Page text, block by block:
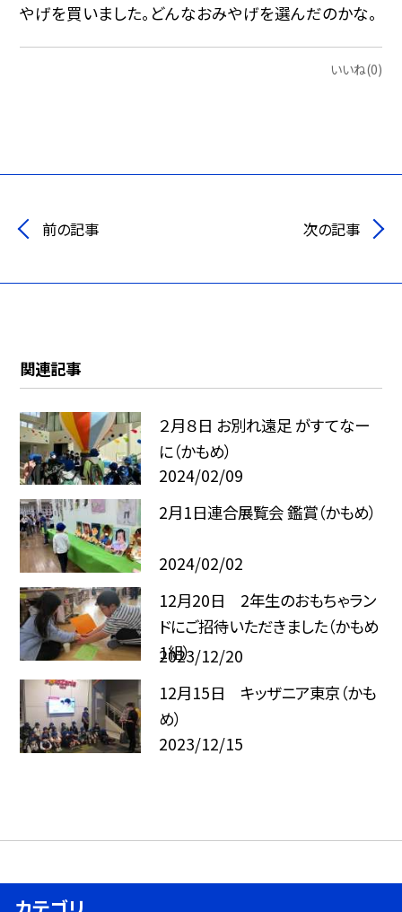
やげを買いました。どんなおみやげを選んだのかな。
いいね(0)
前の記事 次の記事
関連記事
２月８日 お別れ遠足 がすてなー
に（かもめ）
2024/02/09
2月1日連合展覧会 鑑賞（かもめ）
2024/02/02
12月20日 2年生のおもちゃラン
ドにご招待いただきました（かもめ
1組）
2023/12/20
12月15日 キッザニア東京（かも
め）
2023/12/15